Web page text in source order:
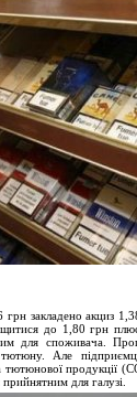
грн закладено акциз
до 1,80 грн
для споживача.
Але
тютюнової продукції
для галузі.